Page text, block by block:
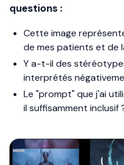
questions :
Cette image
de mes patients et de
Y a-t-il des
interprétés
Le "prompt" que j'ai
il suffisamment inclusif